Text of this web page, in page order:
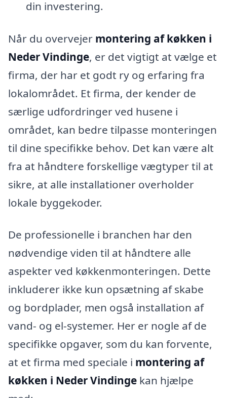
din investering.
Når du overvejer montering af køkken i
Neder Vindinge, er det vigtigt at vælge et
firma, der har et godt ry og erfaring fra
lokalområdet. Et firma, der kender de
særlige udfordringer ved husene i
området, kan bedre tilpasse monteringen
til dine specifikke behov. Det kan være alt
fra at håndtere forskellige vægtyper til at
sikre, at alle installationer overholder
lokale byggekoder.
De professionelle i branchen har den
nødvendige viden til at håndtere alle
aspekter ved køkkenmonteringen. Dette
inkluderer ikke kun opsætning af skabe
og bordplader, men også installation af
vand- og el-systemer. Her er nogle af de
specifikke opgaver, som du kan forvente,
at et firma med speciale i montering af
køkken i Neder Vindinge kan hjælpe